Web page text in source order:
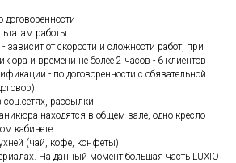
договоренности
работы
зависит от скорости и сложности работ, при
и времени не более 2 часов - 6 клиентов
- по договоренности с обязательной
рассылки
находятся в общем зале, одно кресло
кабинете
(чай, кофе, конфеты)
На данный момент большая часть LUXIO